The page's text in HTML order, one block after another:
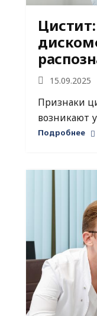
15.09.2025
Признаки
возникают
Подробнее